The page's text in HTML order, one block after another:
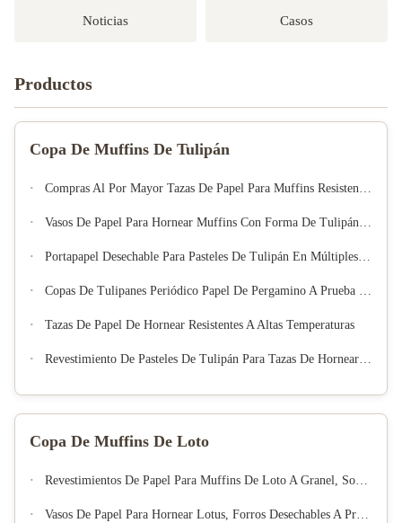
Noticias Casos
Productos
Copa De Muffins De Tulipán
Compras Al Por Mayor Tazas De Papel Para Muffins Resistentes A La Grasa, Resistentes Al Calor, No Adhesivo
Vasos De Papel Para Hornear Muffins Con Forma De Tulipán, Soportes De Papel Decorativos Desechables Para Pasteles, Suministros De Panadería Para Cumpleaños Y Bodas
Portapapel Desechable Para Pasteles De Tulipán En Múltiples Formas Y Colores, Perfecto Para Hornear En Casa
Copas De Tulipanes Periódico Papel De Pergamino A Prueba De Grasa Revestidores De Pasteles Desechables Resistentes Al Calor Bases De Repostería Bandejas De Papel
Tazas De Papel De Hornear Resistentes A Altas Temperaturas
Revestimiento De Pasteles De Tulipán Para Tazas De Hornear Papel De Pergamino Europeo Sin Blanquear Revestimiento De Muffins De Tulipán Revestimiento De Pasteles Para La Fiesta De Navidad
Copa De Muffins De Loto
Revestimientos De Papel Para Muffins De Loto A Granel, Soportes Desechables Para Pasteles No Grasosos Para Horno, Para Hornear En Casa Y Bodas
Vasos De Papel Para Hornear Lotus, Forros Desechables A Prueba De Grasa Para Muffins, Envoltorios Antiadherentes Para Magdalenas, Para Panadería, Postre Y Fiesta